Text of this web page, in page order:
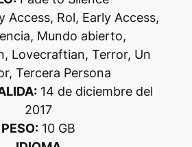
Access, Rol, Early Access,
Mundo abierto,
Lovecraftian, Terror, Un
Tercera Persona
14 de diciembre del
2017
PESO: 10 GB